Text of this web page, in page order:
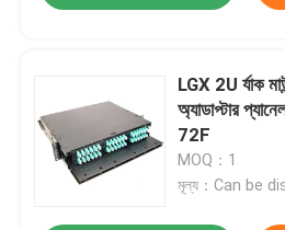
LGX 2U র্যাক
অ্যাডাপ্টার
72F
MOQ：1
মূল্য：Can be